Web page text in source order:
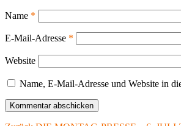
Name *
E-Mail-Adresse *
Website
Name, E-Mail-Adresse und Website in